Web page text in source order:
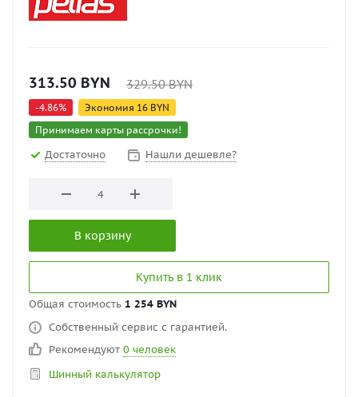
313.50 BYN 329.50BYN
-4.86% Экономия 16 BYN
Принимаем карты рассрочки!
Достаточно Нашли дешевле?
В корзину
Купить в 1 клик
Общая стоимость 1 254 BYN
Собственный сервис с гарантией.
Рекомендуют 0 человек
Шинный калькулятор